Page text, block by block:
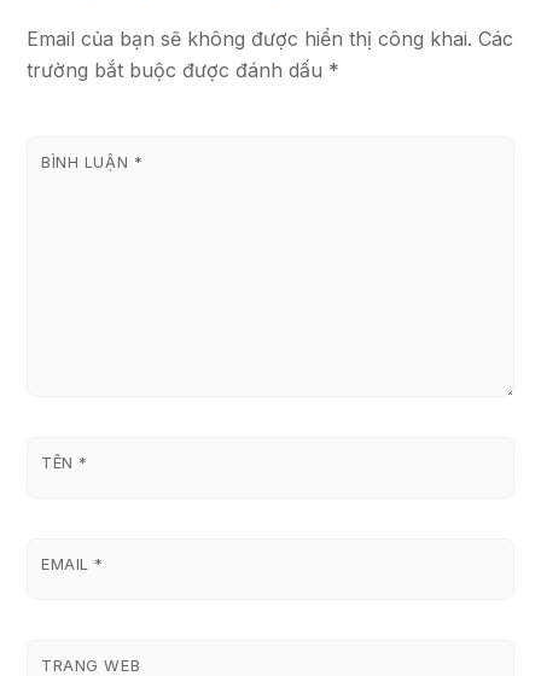
Email của bạn sẽ không được hiển thị công khai. Các
trường bắt buộc được đánh dấu *
BÌNH LUẬN *
TÊN *
EMAIL *
TRANG WEB